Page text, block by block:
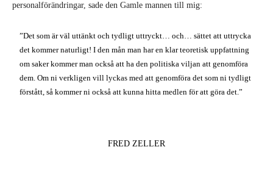
personalförändringar, sade den Gamle mannen till mig:
”Det som är väl uttänkt och tydligt uttryckt… och… sättet att uttrycka
det kommer naturligt! I den mån man har en klar teoretisk uppfattning
om saker kommer man också att ha den politiska viljan att genomföra
dem. Om ni verkligen vill lyckas med att genomföra det som ni tydligt
förstått, så kommer ni också att kunna hitta medlen för att göra det.”
FRED ZELLER